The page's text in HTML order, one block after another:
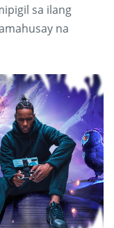
sa ilang
na